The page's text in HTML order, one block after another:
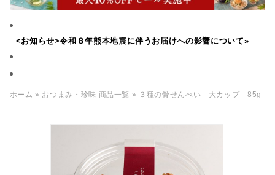
<お知らせ>令和８年熊本地震に伴うお届けへの影響について»
ホーム » おつまみ・珍味 商品一覧 » ３種の骨せんべい 大カップ 85g